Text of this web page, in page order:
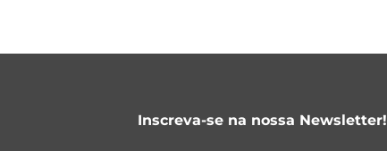
Inscreva-se na nossa Newsletter!